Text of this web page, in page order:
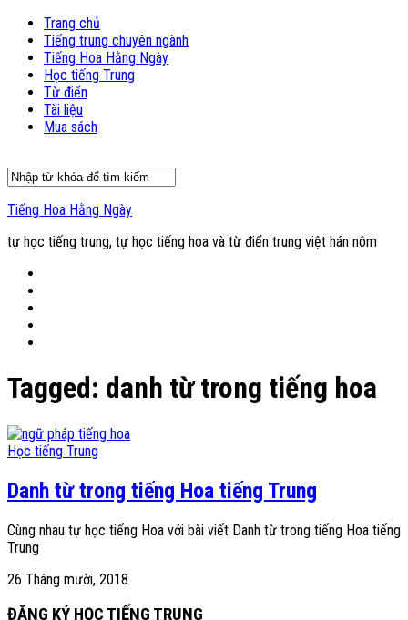
Trang chủ
Tiếng trung chuyên ngành
Tiếng Hoa Hằng Ngày
Học tiếng Trung
Từ điển
Tài liệu
Mua sách
Tiếng Hoa Hằng Ngày
tự học tiếng trung, tự học tiếng hoa và từ điển trung việt hán nôm
Tagged: danh từ trong tiếng hoa
Học tiếng Trung
Danh từ trong tiếng Hoa tiếng Trung
Cùng nhau tự học tiếng Hoa với bài viết Danh từ trong tiếng Hoa tiếng
Trung
26 Tháng mười, 2018
ĐĂNG KÝ HỌC TIẾNG TRUNG